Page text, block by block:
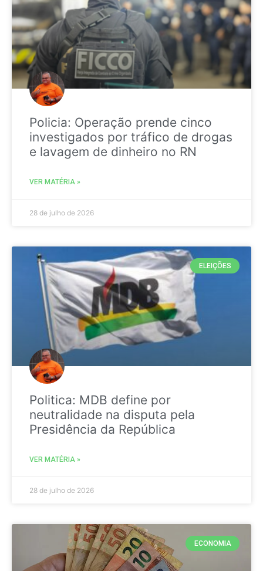
Policia: Operação prende cinco
investigados por tráfico de drogas
e lavagem de dinheiro no RN
VER MATÉRIA »
28 de julho de 2026
ELEIÇÕES
Politica: MDB define por
neutralidade na disputa pela
Presidência da República
VER MATÉRIA »
28 de julho de 2026
ECONOMIA